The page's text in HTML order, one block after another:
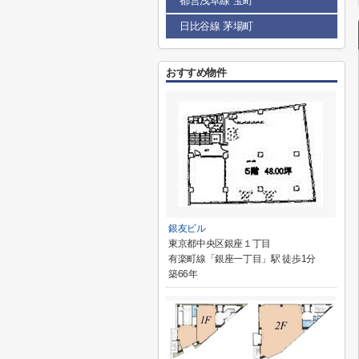
日比谷線 茅場町
おすすめ物件
銀友ビル
東京都中央区銀座１丁目
有楽町線「銀座一丁目」駅 徒歩1分
築66年